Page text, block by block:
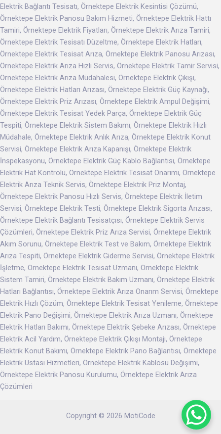
Elektrik Bağlantı Tesisatı, Örnektepe Elektrik Kesintisi Çözümü,
Örnektepe Elektrik Panosu Bakım Hizmeti, Örnektepe Elektrik Hattı
Tamiri, Örnektepe Elektrik Fiyatları, Örnektepe Elektrik Arıza Tamiri,
Örnektepe Elektrik Tesisatı Düzeltme, Örnektepe Elektrik Hatları,
Örnektepe Elektrik Tesisat Arıza, Örnektepe Elektrik Panosu Arızası,
Örnektepe Elektrik Arıza Hızlı Servis, Örnektepe Elektrik Tamir Servisi,
Örnektepe Elektrik Arıza Müdahalesi, Örnektepe Elektrik Çıkışı,
Örnektepe Elektrik Hatları Arızası, Örnektepe Elektrik Güç Kaynağı,
Örnektepe Elektrik Priz Arızası, Örnektepe Elektrik Ampul Değişimi,
Örnektepe Elektrik Tesisat Yedek Parça, Örnektepe Elektrik Güç
Tespiti, Örnektepe Elektrik Sistem Bakımı, Örnektepe Elektrik Hızlı
Müdahale, Örnektepe Elektrik Anlık Arıza, Örnektepe Elektrik Konut
Servisi, Örnektepe Elektrik Arıza Kapanışı, Örnektepe Elektrik
İnspekasyonu, Örnektepe Elektrik Güç Kablo Bağlantısı, Örnektepe
Elektrik Hat Kontrolü, Örnektepe Elektrik Tesisat Onarımı, Örnektepe
Elektrik Arıza Teknik Servis, Örnektepe Elektrik Priz Montaj,
Örnektepe Elektrik Panosu Hızlı Servis, Örnektepe Elektrik İletim
Servisi, Örnektepe Elektrik Testi, Örnektepe Elektrik Sigorta Arızası,
Örnektepe Elektrik Bağlantı Tesisatçısı, Örnektepe Elektrik Servis
Çözümleri, Örnektepe Elektrik Priz Arıza Servisi, Örnektepe Elektrik
Akım Sorunu, Örnektepe Elektrik Test ve Bakım, Örnektepe Elektrik
Arıza Tespiti, Örnektepe Elektrik Giderme Servisi, Örnektepe Elektrik
İşletme, Örnektepe Elektrik Tesisat Uzmanı, Örnektepe Elektrik
Sistem Tamiri, Örnektepe Elektrik Bakım Uzmanı, Örnektepe Elektrik
Hatları Bağlantısı, Örnektepe Elektrik Arıza Onarım Servisi, Örnektepe
Elektrik Hızlı Çözüm, Örnektepe Elektrik Tesisat Yenileme, Örnektepe
Elektrik Pano Değişimi, Örnektepe Elektrik Arıza Uzmanı, Örnektepe
Elektrik Hatları Bakımı, Örnektepe Elektrik Şebeke Arızası, Örnektepe
Elektrik Acil Yardım, Örnektepe Elektrik Çıkışı Montajı, Örnektepe
Elektrik Konut Bakımı, Örnektepe Elektrik Pano Bağlantısı, Örnektepe
Elektrik Ustası Hizmetleri, Örnektepe Elektrik Kablosu Değişimi,
Örnektepe Elektrik Panosu Kurulumu, Örnektepe Elektrik Arıza
Çözümleri
Copyright © 2026 MotiCode